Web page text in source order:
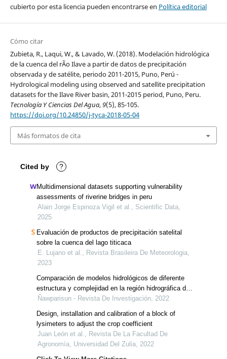
cubierto por esta licencia pueden encontrarse en Política editorial
Cómo citar
Zubieta, R., Laqui, W., & Lavado, W. (2018). Modelación hidrológica
de la cuenca del rÃ­o Ilave a partir de datos de precipitación
observada y de satélite, periodo 2011-2015, Puno, Perú -
Hydrological modeling using observed and satellite precipitation
datasets for the Ilave River basin, 2011-2015 period, Puno, Peru.
Tecnología Y Ciencias Del Agua,9(5), 85-105.
https://doi.org/10.24850/j-tyca-2018-05-04
Más formatos de cita
Cited by ?
Multidimensional datasets supporting vulnerability
assessments of riverine bridges in peru
Alain Jorge Espinoza Vigil et al., Scientific Data,
2025
Evaluación de productos de precipitación satelital
sobre la cuenca del lago titicaca
E. Lujano et al., Revista Brasileira De Meteorologia,
2023
Comparación de modelos hidrológicos de diferente
estructura y complejidad en la región hidrográfica del
titicaca, cuenca del río huancané
Ñawparisun - Revista De Investigación, 2022
Design, installation and calibration of a block of
lysimeters to adjust the crop coefficient
Juan León et al., Revista De La Facultad De
Agronomía, Universidad Del Zulia, 2022